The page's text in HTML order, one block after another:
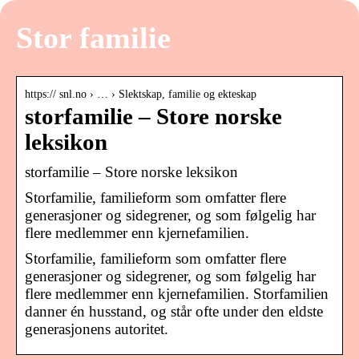
Stor familie
https:// snl.no › … › Slektskap, familie og ekteskap
storfamilie – Store norske
leksikon
storfamilie – Store norske leksikon
Storfamilie, familieform som omfatter flere
generasjoner og sidegrener, og som følgelig har
flere medlemmer enn kjernefamilien.
Storfamilie, familieform som omfatter flere
generasjoner og sidegrener, og som følgelig har
flere medlemmer enn kjernefamilien. Storfamilien
danner én husstand, og står ofte under den eldste
generasjonens autoritet.